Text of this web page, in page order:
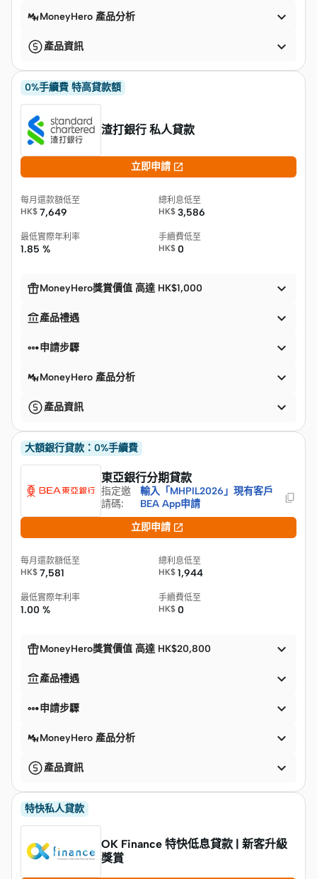
MoneyHero 產品分析 
產品資訊 
0%手續費 特高貸款額
渣打銀行 私人貸款
立即申請 
每月還款額低至
HK$ 7,649
總利息低至
HK$ 3,586
最低實際年利率
1.85 %
手續費低至
HK$ 0
MoneyHero獎賞價值 高達 HK$1,000 
產品禮遇 
申請步驟 
MoneyHero 產品分析 
產品資訊 
大額銀行貸款：0%手續費
東亞銀行分期貸款
指定邀
請碼:
輸入「MHPIL2026」現有客戶
BEA App申請
立即申請 
每月還款額低至
HK$ 7,581
總利息低至
HK$ 1,944
最低實際年利率
1.00 %
手續費低至
HK$ 0
MoneyHero獎賞價值 高達 HK$20,800 
產品禮遇 
申請步驟 
MoneyHero 產品分析 
產品資訊 
特快私人貸款
OK Finance 特快低息貸款 | 新客升級
獎賞